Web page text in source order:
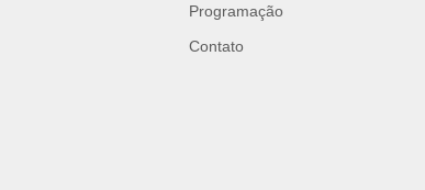
Programação
Contato